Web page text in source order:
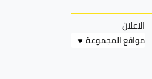
الاعلان
مواقع المجموعة